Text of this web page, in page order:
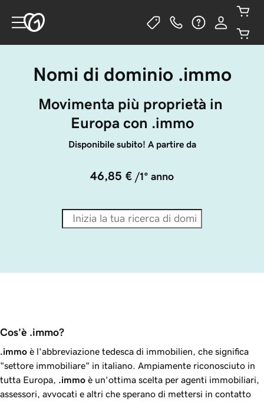
Nomi di dominio .immo
Movimenta più proprietà in
Europa con .immo
Disponibile subito! A partire da
46,85 € /1° anno
Cos'è .immo?
.immo è l'abbreviazione tedesca di immobilien , che significa
"settore immobiliare" in italiano. Ampiamente riconosciuto in
tutta Europa,
.immo è un'ottima scelta per agenti immobiliari,
assessori, avvocati e altri che sperano di mettersi in contatto